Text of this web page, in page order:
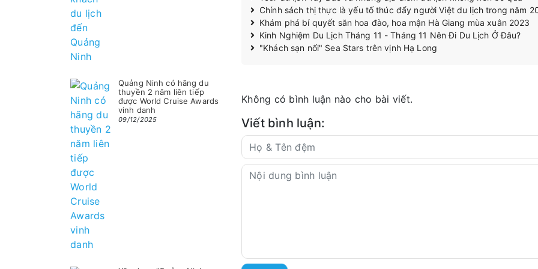
Quảng Ninh có hãng du
thuyền 2 năm liên tiếp
được World Cruise Awards
vinh danh
09/12/2025
Chính sách thị thực là yếu tố thúc đẩy người Việt du lịch trong năm
Khám phá bí quyết săn hoa đào, hoa mận Hà Giang mùa xuân 2023
Kinh Nghiệm Du Lịch Tháng 11 - Tháng 11 Nên Đi Du Lịch Ở Đâu?
"Khách sạn nổi" Sea Stars trên vịnh Hạ Long
Không có bình luận nào cho bài viết.
Viết bình luận: